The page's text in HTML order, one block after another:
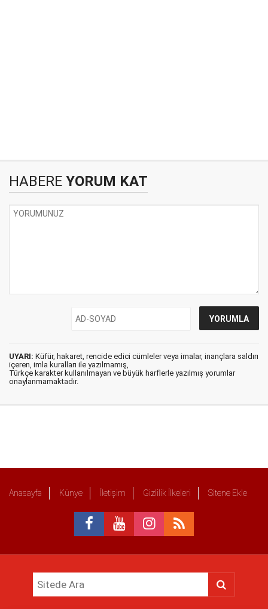
HABERE YORUM KAT
UYARI: Küfür, hakaret, rencide edici cümleler veya imalar, inançlara saldırı
içeren, imla kuralları ile yazılmamış,
Türkçe karakter kullanılmayan ve büyük harflerle yazılmış yorumlar
onaylanmamaktadır.
Anasayfa Künye İletişim Gizlilik İlkeleri Sitene Ekle